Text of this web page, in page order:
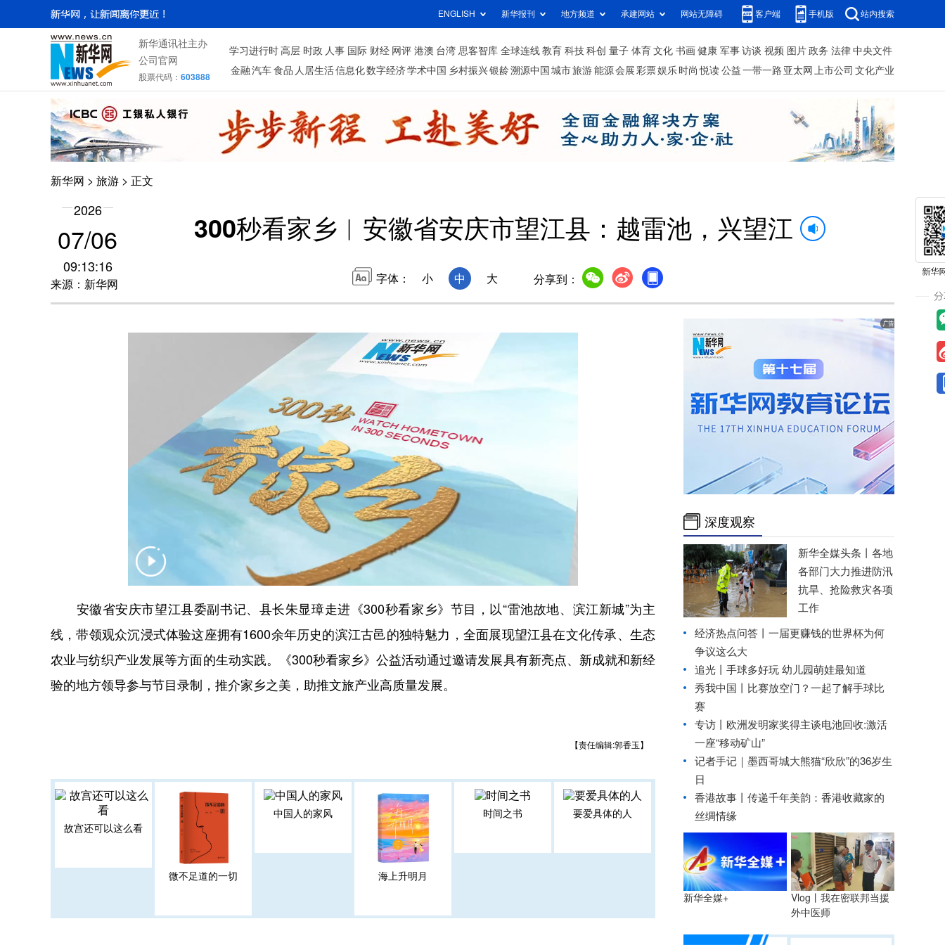
ENGLISH 新华报刊 地方频道 承建网站 网站无障碍 客户端 手机版 站内搜索
新华通讯社主办
公司官网
股票代码： 603888
学习进行时 高层 时政 人事 国际 财经 网评 港澳 台湾 思客智库 全球连线 教育 科技 科创 量子 体育 文化 书画 健康 军事 访谈 视频 图片 政务 法律 中央文件
金融 汽车 食品 人居生活信息化数字经济学术中国 乡村振兴银龄溯源中国 城市旅游 能源 会展 彩票娱乐 时尚 悦读 公益 一带一路 亚太网 上市公司 文化产业
新华网 > 旅游 > 正文
2026
07/06
09:13:16
来源：新华网
300秒看家乡︱安徽省安庆市望江县：越雷池，兴望江
字体： 小 中 大 分享到：
安徽省安庆市望江县委副书记、县长朱显璋走进《300秒看家乡》节目，以“雷池故地、滨江新城”为主
线，带领观众沉浸式体验这座拥有1600余年历史的滨江古邑的独特魅力，全面展现望江县在文化传承、生态
农业与纺织产业发展等方面的生动实践。《300秒看家乡》公益活动通过邀请发展具有新亮点、新成就和新经
验的地方领导参与节目录制，推介家乡之美，助推文旅产业高质量发展。
【责任编辑:郭香玉】
故宫还可以这么看
微不足道的一切
中国人的家风
海上升明月
时间之书 要爱具体的人
深度观察
新华全媒头条丨 各地
各部门大力推进防汛
抗旱、抢险救灾各项
工作
经济热点问答丨一届更赚钱的世界杯为何
争议这么大
追光丨 手球多好玩 幼儿园萌娃最知道
秀我中国丨
比赛放空门？一起了解手球比
赛
专访丨欧洲发明家奖得主谈电池回收:激活
一座“移动矿山”
记者手记｜墨西哥城大熊猫“欣欣”的36岁生
日
香港故事丨 传递千年美韵：香港收藏家的
丝绸情缘
新华全媒+
Vlog丨我在密联邦当援
外中医师